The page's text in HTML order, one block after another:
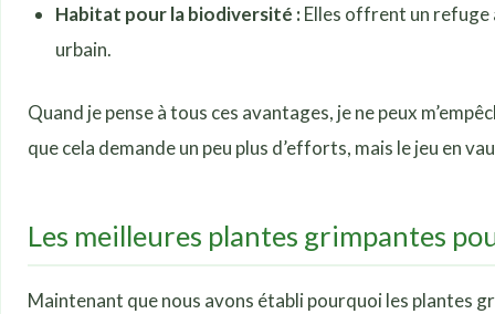
Habitat pour la biodiversité :Elles offrent un refuge
urbain.
Quand je pense à tous ces avantages, je ne peux
que cela demande un peu plus d’efforts, mais le jeu en
Les meilleures plantes grimpantes
Maintenant que nous avons établi pourquoi les plantes